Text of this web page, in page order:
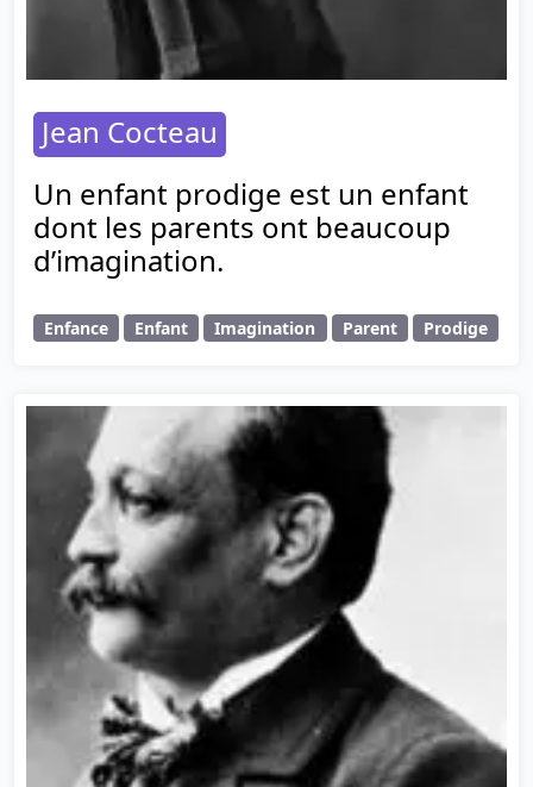
Jean Cocteau
Un enfant prodige est un enfant
dont les parents ont beaucoup
d’imagination.
Enfance Enfant Imagination Parent Prodige